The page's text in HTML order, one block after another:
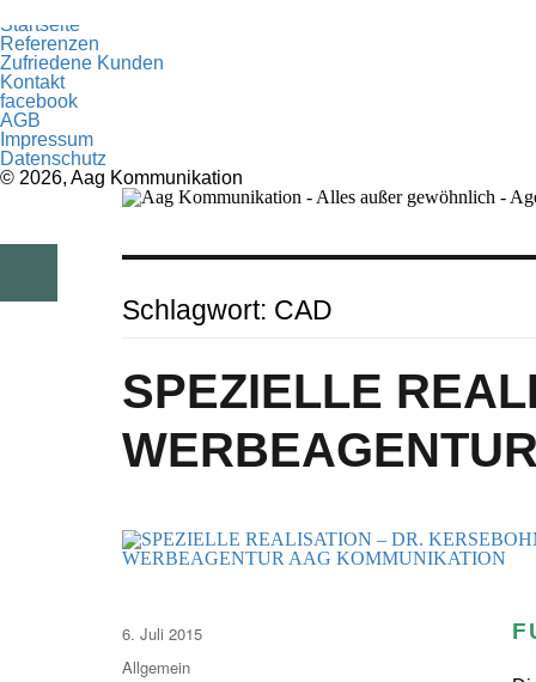
Startseite
Referenzen
Zufriedene Kunden
Kontakt
facebook
AGB
Impressum
Datenschutz
© 2026, Aag Kommunikation
Schlagwort: CAD
SPEZIELLE
Veröffentlicht
am
6. Juli 2015
Kategorien
Allgemein